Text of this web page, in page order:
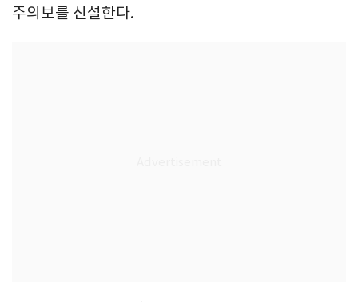
주의보를 신설한다.